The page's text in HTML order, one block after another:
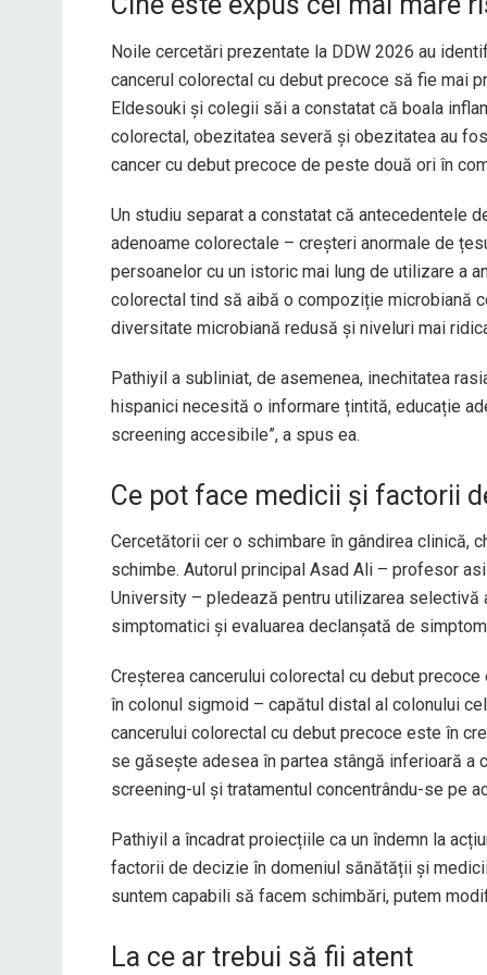
Noile cercetări prezentate la DDW 2026 au
cancerul colorectal cu debut precoce să fie mai
Eldesouki și colegii săi a constatat că boala
colorectal, obezitatea severă și obezitatea au
cancer cu debut precoce de peste două ori în
Un studiu separat a constatat că antecedentele
adenoame colorectale – creșteri anormale de
persoanelor cu un istoric mai lung de utilizare a
colorectal tind să aibă o compoziție microbiană
diversitate microbiană redusă și niveluri mai
Pathiyil a subliniat, de asemenea, inechitatea
hispanici necesită o informare țintită, educație
screening accesibile”, a spus ea.
Ce pot face medicii și factorii
Cercetătorii cer o schimbare în gândirea clinică,
schimbe. Autorul principal Asad Ali – profesor
University – pledează pentru utilizarea
simptomatici și evaluarea declanșată de
Creșterea cancerului colorectal cu debut
în colonul sigmoid – capătul distal al colonului
cancerului colorectal cu debut precoce este în
se găsește adesea în partea stângă inferioară
screening-ul și tratamentul concentrându-se pe
Pathiyil a încadrat proiecțiile ca un îndemn la
factorii de decizie în domeniul sănătății și
suntem capabili să facem schimbări, putem
La ce ar trebui să fii atent